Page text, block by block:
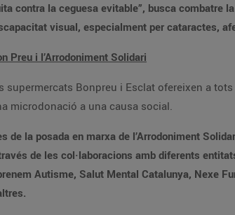
contra la ceguesa evitable”, busca combatre
visual, especialment per cataractes,
Preu i l’Arrodoniment Solidari
supermercats Bonpreu i Esclat ofereixen a
microdonació a una causa social.
de la posada en marxa de l’Arrodoniment
de les col·laboracions amb diferents
Autisme, Salut Mental Catalunya, Nexe